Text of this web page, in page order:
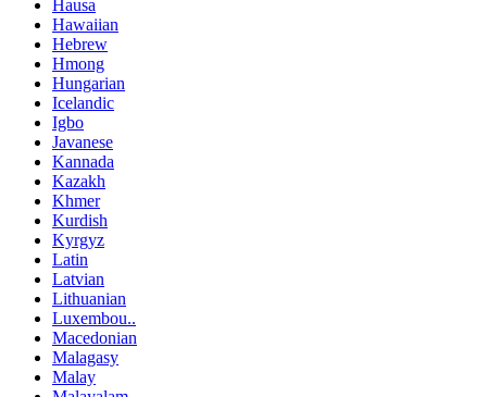
Hausa
Hawaiian
Hebrew
Hmong
Hungarian
Icelandic
Igbo
Javanese
Kannada
Kazakh
Khmer
Kurdish
Kyrgyz
Latin
Latvian
Lithuanian
Luxembou..
Macedonian
Malagasy
Malay